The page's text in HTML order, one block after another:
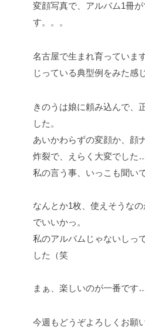
変顔写真で、アルバム1冊
す。。。
名古屋で生まれ育っていま
じっている典型例をみた感
きのうは娘に頼み込んで、
した。
あいかわらずの変顔か、顔
炸裂で、えらく大変でした…
私の言う事、いっこも聞い
なんとか1枚、使えそうな
でいいかっ。
私のアルバムじゃないしっ
した（笑
まぁ、楽しいのが一番です
今週もどうぞよろしくお願